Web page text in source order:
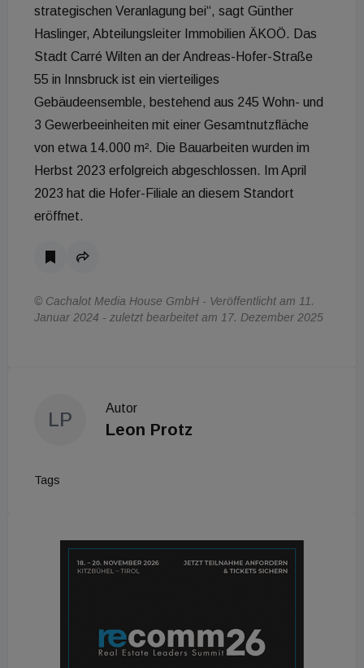
strategischen Veranlagung bei“, sagt Günther
Haslinger, Abteilungsleiter Immobilien ÄKOÖ. Das
Stadt Carré Wilten an der Andreas-Hofer-Straße
55 in Innsbruck ist ein vierteiliges
Gebäudeensemble, bestehend aus 245 Wohn- und
3 Gewerbeeinheiten mit einer Gesamtnutzfläche
von etwa 14.000 m². Die Bauarbeiten wurden im
Herbst 2023 erfolgreich abgeschlossen. Im April
2023 hat die Hofer-Filiale an diesem Standort
eröffnet.
© Cachalot Media House GmbH - Veröffentlicht am 11.
Januar 2024 - zuletzt bearbeitet am 17. Dezember 2025
LP
Autor
Leon Protz
Tags